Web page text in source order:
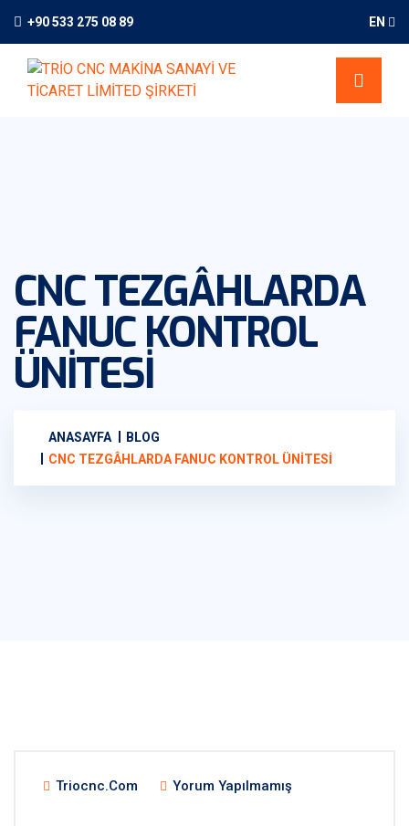
+90 533 275 08 89 EN
CNC TEZGÂHLARDA
FANUC KONTROL
ÜNITESI
ANASAYFA
BLOG
CNC TEZGÂHLARDA FANUC KONTROL ÜNITESI
Triocnc.com Yorum Yapılmamış